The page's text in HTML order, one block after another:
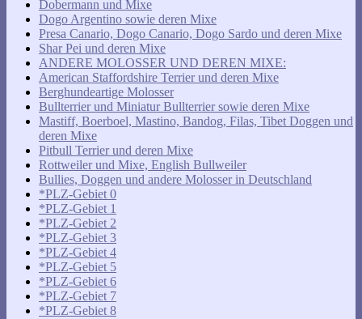
Dobermann und Mixe
Dogo Argentino sowie deren Mixe
Presa Canario, Dogo Canario, Dogo Sardo und deren Mixe
Shar Pei und deren Mixe
ANDERE MOLOSSER UND DEREN MIXE:
American Staffordshire Terrier und deren Mixe
Berghundeartige Molosser
Bullterrier und Miniatur Bullterrier sowie deren Mixe
Mastiff, Boerboel, Mastino, Bandog, Filas, Tibet Doggen und
deren Mixe
Pitbull Terrier und deren Mixe
Rottweiler und Mixe, English Bullweiler
Bullies, Doggen und andere Molosser in Deutschland
*PLZ-Gebiet 0
*PLZ-Gebiet 1
*PLZ-Gebiet 2
*PLZ-Gebiet 3
*PLZ-Gebiet 4
*PLZ-Gebiet 5
*PLZ-Gebiet 6
*PLZ-Gebiet 7
*PLZ-Gebiet 8